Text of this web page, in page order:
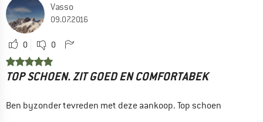
Vasso
09.07.2016
0 0
TOP SCHOEN. ZIT GOED EN COMFORTABEK
Ben byzonder tevreden met deze aankoop. Top schoen